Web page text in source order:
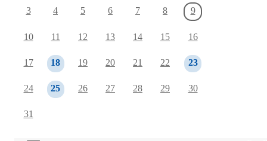
3 4 5 6 7 8 9
10 11 12 13 14 15 16
17 18 19 20 21 22 23
24 25 26 27 28 29 30
31